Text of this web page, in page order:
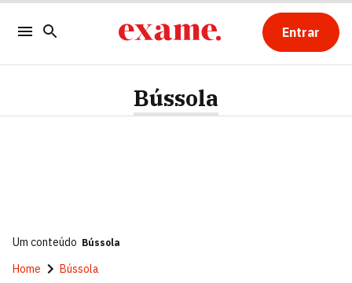
Entrar
Bússola
Um conteúdo Bússola
Home Bússola